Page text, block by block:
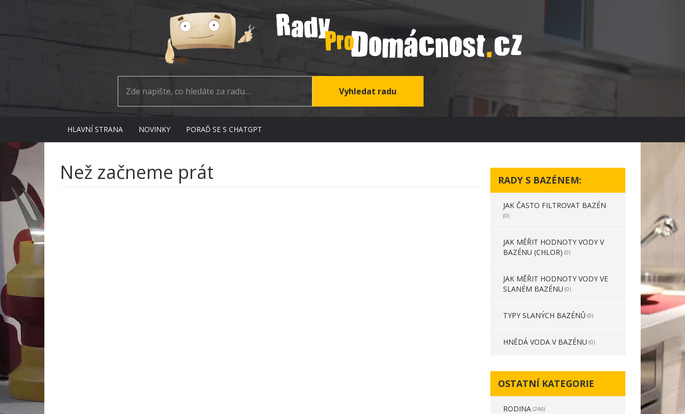
HLAVNÍ STRANA NOVINKY PORAĎ SE S CHATGPT
Než začneme prát RADY S BAZÉNEM:
JAK ČASTO FILTROVAT BAZÉN
(0)
JAK MĚŘIT HODNOTY VODY V
BAZÉNU (CHLOR) (0)
JAK MĚŘIT HODNOTY VODY VE
SLANÉM BAZÉNU (0)
TYPY SLANÝCH BAZÉNŮ (0)
HNĚDÁ VODA V BAZÉNU (0)
OSTATNÍ KATEGORIE
RODINA (246)